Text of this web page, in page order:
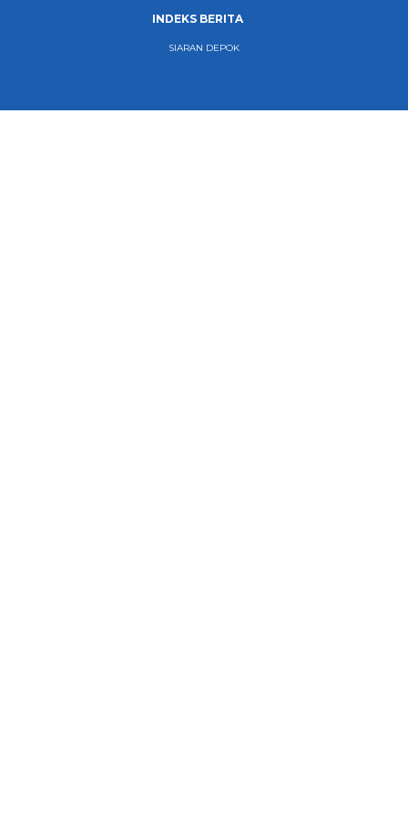
INDEKS BERITA
SIARAN DEPOK